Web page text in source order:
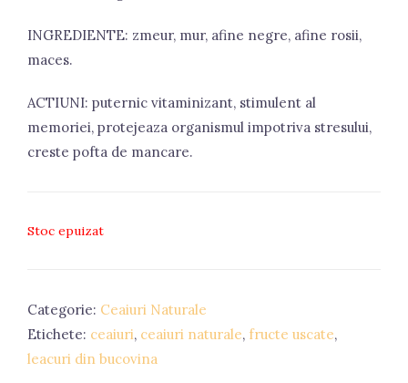
INGREDIENTE: zmeur, mur, afine negre, afine rosii,
maces.
ACTIUNI: puternic vitaminizant, stimulent al
memoriei, protejeaza organismul impotriva stresului,
creste pofta de mancare.
Stoc epuizat
Categorie: Ceaiuri Naturale
Etichete: ceaiuri, ceaiuri naturale, fructe uscate,
leacuri din bucovina